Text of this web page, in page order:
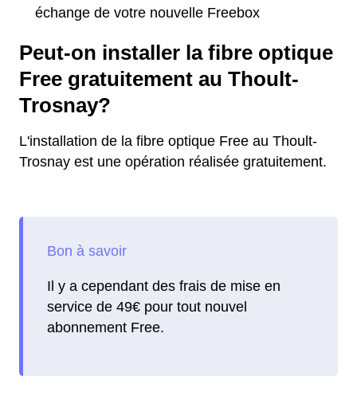
échange de votre nouvelle Freebox
Peut-on installer la fibre optique
Free gratuitement au Thoult-
Trosnay?
L'installation de la fibre optique Free au Thoult-
Trosnay est une opération réalisée gratuitement.
Il y a cependant des frais de mise en
service de 49€ pour tout nouvel
abonnement Free.